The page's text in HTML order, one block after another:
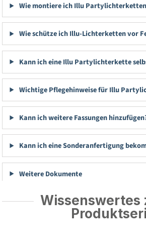
Wie montiere ich Illu
Wie schütze ich Illu-Lichterketten vor
Kann ich eine Illu Partylichterkette
Wichtige Pflegehinweise für Illu
Kann ich weitere Fassungen
Kann ich eine Sonderanfertigung
Weitere Dokumente
Wissenswertes